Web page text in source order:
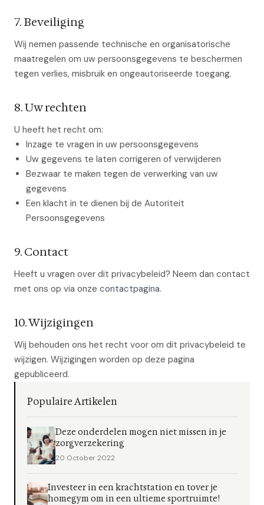
7. Beveiliging
Wij nemen passende technische en organisatorische
maatregelen om uw persoonsgegevens te beschermen
tegen verlies, misbruik en ongeautoriseerde toegang.
8. Uw rechten
U heeft het recht om:
Inzage te vragen in uw persoonsgegevens
Uw gegevens te laten corrigeren of verwijderen
Bezwaar te maken tegen de verwerking van uw
gegevens
Een klacht in te dienen bij de Autoriteit
Persoonsgegevens
9. Contact
Heeft u vragen over dit privacybeleid? Neem dan contact
met ons op via onze contactpagina.
10. Wijzigingen
Wij behouden ons het recht voor om dit privacybeleid te
wijzigen. Wijzigingen worden op deze pagina
gepubliceerd.
Populaire Artikelen
Deze onderdelen mogen niet missen in je
zorgverzekering
20 October 2022
Investeer in een krachtstation en tover je
homegym om in een ultieme sportruimte!